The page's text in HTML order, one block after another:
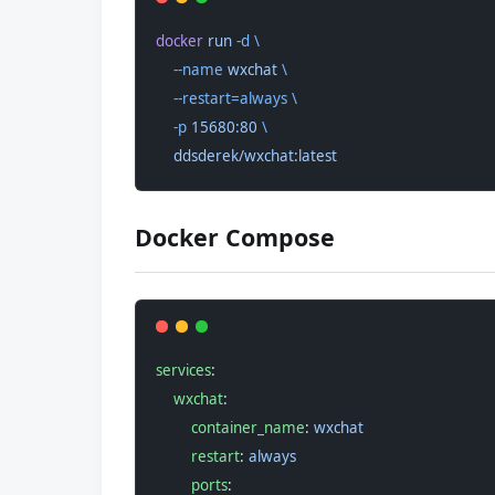
docker run -d \
    --name
wxchat \
    --restart=always
\
    -p
15680:80 \
    ddsderek/wxchat:latest
Docker Compose
services:
    wxchat
:
        container_name
: wxchat
        restart
: always
        ports
: